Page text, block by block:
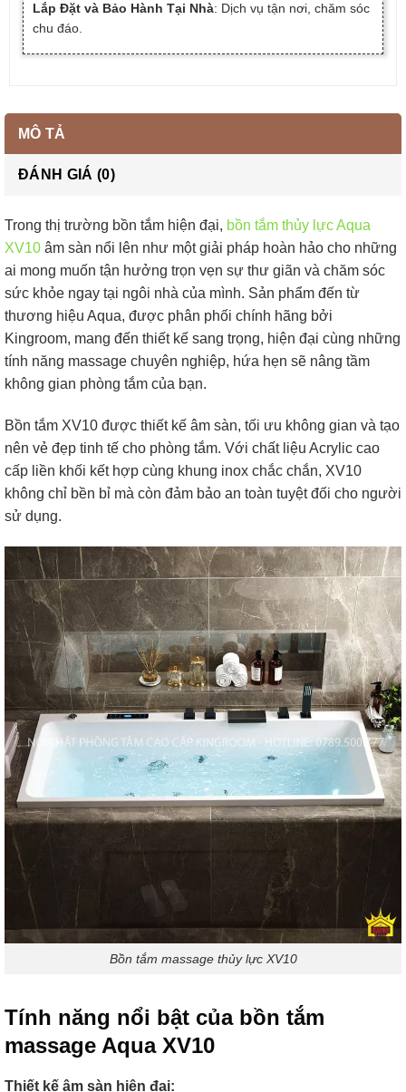
Lắp Đặt và Bảo Hành Tại Nhà: Dịch vụ tận nơi, chăm sóc
chu đáo.
MÔ TẢ
ĐÁNH GIÁ (0)
Trong thị trường bồn tắm hiện đại, bồn tắm thủy lực Aqua
XV10 âm sàn nổi lên như một giải pháp hoàn hảo cho những
ai mong muốn tận hưởng trọn vẹn sự thư giãn và chăm sóc
sức khỏe ngay tại ngôi nhà của mình. Sản phẩm đến từ
thương hiệu Aqua, được phân phối chính hãng bởi
Kingroom, mang đến thiết kế sang trọng, hiện đại cùng những
tính năng massage chuyên nghiệp, hứa hẹn sẽ nâng tầm
không gian phòng tắm của bạn.
Bồn tắm XV10 được thiết kế âm sàn, tối ưu không gian và tạo
nên vẻ đẹp tinh tế cho phòng tắm. Với chất liệu Acrylic cao
cấp liền khối kết hợp cùng khung inox chắc chắn, XV10
không chỉ bền bỉ mà còn đảm bảo an toàn tuyệt đối cho người
sử dụng.
Bồn tắm massage thủy lực XV10
Tính năng nổi bật của bồn tắm
massage Aqua XV10
Thiết kế âm sàn hiện đại: